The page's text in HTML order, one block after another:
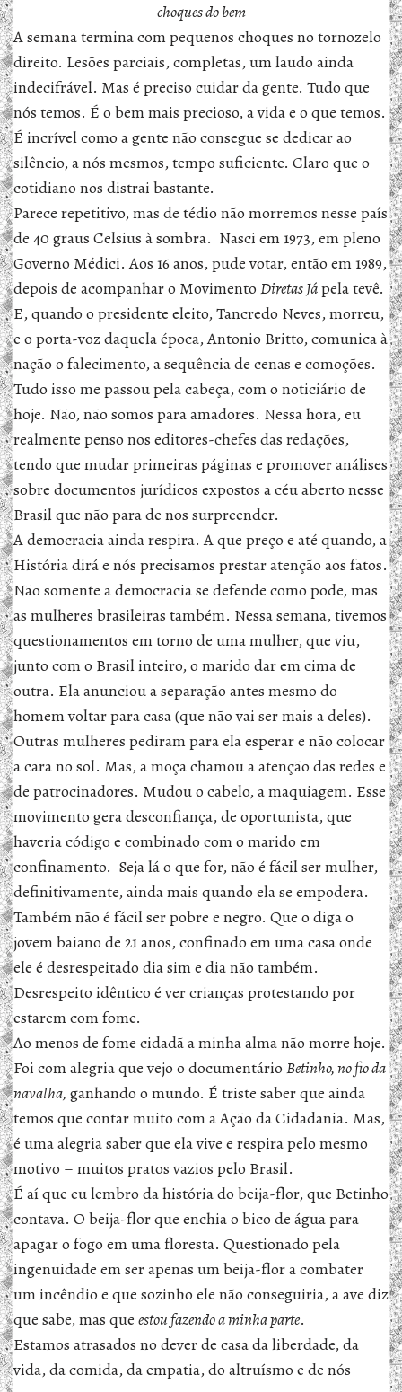
choques do bem
A semana termina com pequenos choques no tornozelo
direito. Lesões parciais, completas, um laudo ainda
indecifrável. Mas é preciso cuidar da gente. Tudo que
nós temos. É o bem mais precioso, a vida e o que temos.
É incrível como a gente não consegue se dedicar ao
silêncio, a nós mesmos, tempo suficiente. Claro que o
cotidiano nos distrai bastante.
Parece repetitivo, mas de tédio não morremos nesse país
de 40 graus Celsius à sombra. Nasci em 1973, em pleno
Governo Médici. Aos 16 anos, pude votar, então em 1989,
depois de acompanhar o Movimento Diretas Jápela tevê.
E, quando o presidente eleito, Tancredo Neves, morreu,
e o porta-voz daquela época, Antonio Britto, comunica à
nação o falecimento, a sequência de cenas e comoções.
Tudo isso me passou pela cabeça, com o noticiário de
hoje. Não, não somos para amadores. Nessa hora, eu
realmente penso nos editores-chefes das redações,
tendo que mudar primeiras páginas e promover análises
sobre documentos jurídicos expostos a céu aberto nesse
Brasil que não para de nos surpreender.
A democracia ainda respira. A que preço e até quando, a
História dirá e nós precisamos prestar atenção aos fatos.
Não somente a democracia se defende como pode, mas
as mulheres brasileiras também. Nessa semana, tivemos
questionamentos em torno de uma mulher, que viu,
junto com o Brasil inteiro, o marido dar em cima de
outra. Ela anunciou a separação antes mesmo do
homem voltar para casa (que não vai ser mais a deles).
Outras mulheres pediram para ela esperar e não colocar
a cara no sol. Mas, a moça chamou a atenção das redes e
de patrocinadores. Mudou o cabelo, a maquiagem. Esse
movimento gera desconfiança, de oportunista, que
haveria código e combinado com o marido em
confinamento. Seja lá o que for, não é fácil ser mulher,
definitivamente, ainda mais quando ela se empodera.
Também não é fácil ser pobre e negro. Que o diga o
jovem baiano de 21 anos, confinado em uma casa onde
ele é desrespeitado dia sim e dia não também.
Desrespeito idêntico é ver crianças protestando por
estarem com fome.
Ao menos de fome cidadã a minha alma não morre hoje.
Foi com alegria que vejo o documentário Betinho, no fio da
navalha, ganhando o mundo. É triste saber que ainda
temos que contar muito com a Ação da Cidadania. Mas,
é uma alegria saber que ela vive e respira pelo mesmo
motivo – muitos pratos vazios pelo Brasil.
É aí que eu lembro da história do beija-flor, que Betinho
contava. O beija-flor que enchia o bico de água para
apagar o fogo em uma floresta. Questionado pela
ingenuidade em ser apenas um beija-flor a combater
um incêndio e que sozinho ele não conseguiria, a ave diz
que sabe, mas que estou fazendo a minha parte.
Estamos atrasados no dever de casa da liberdade, da
vida, da comida, da empatia, do altruísmo e de nós